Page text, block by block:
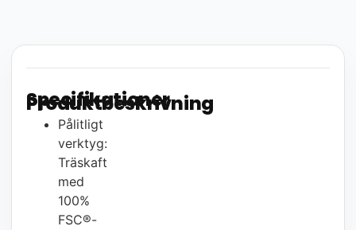
Produktbeskrivning
Pålitligt
verktyg:
Träskaft
med
100%
FSC®-
Specifikationer